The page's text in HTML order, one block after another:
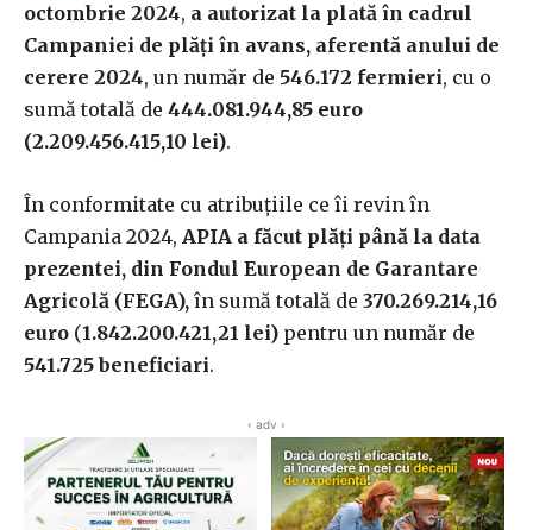
octombrie 2024, a autorizat la plată în cadrul
Campaniei de plăți în avans, aferentă anului de
cerere 2024, un număr de 546.172 fermieri, cu o
sumă totală de 444.081.944,85 euro
(2.209.456.415,10 lei).
În conformitate cu atribuțiile ce îi revin în
Campania 2024, APIA a făcut plăți până la data
prezentei, din Fondul European de Garantare
Agricolă (FEGA), în sumă totală de 370.269.214,16
euro (1.842.200.421,21 lei) pentru un număr de
541.725 beneficiari.
‹ adv ›